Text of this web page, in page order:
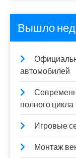
Вышло
автомобилей
полного цикла
Игровые
Монтаж